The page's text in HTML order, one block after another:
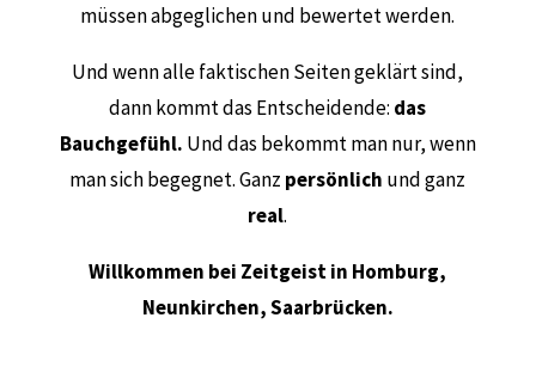
müssen abgeglichen und bewertet werden.
Und wenn alle faktischen Seiten geklärt sind,
dann kommt das Entscheidende: das
Bauchgefühl. Und das bekommt man nur, wenn
man sich begegnet. Ganz persönlich und ganz
real.
Willkommen bei Zeitgeist in Homburg,
Neunkirchen, Saarbrücken.